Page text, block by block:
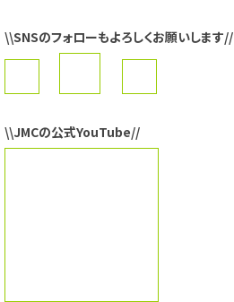
\\SNSのフォローもよろしくお願いします//
\\JMCの公式YouTube//